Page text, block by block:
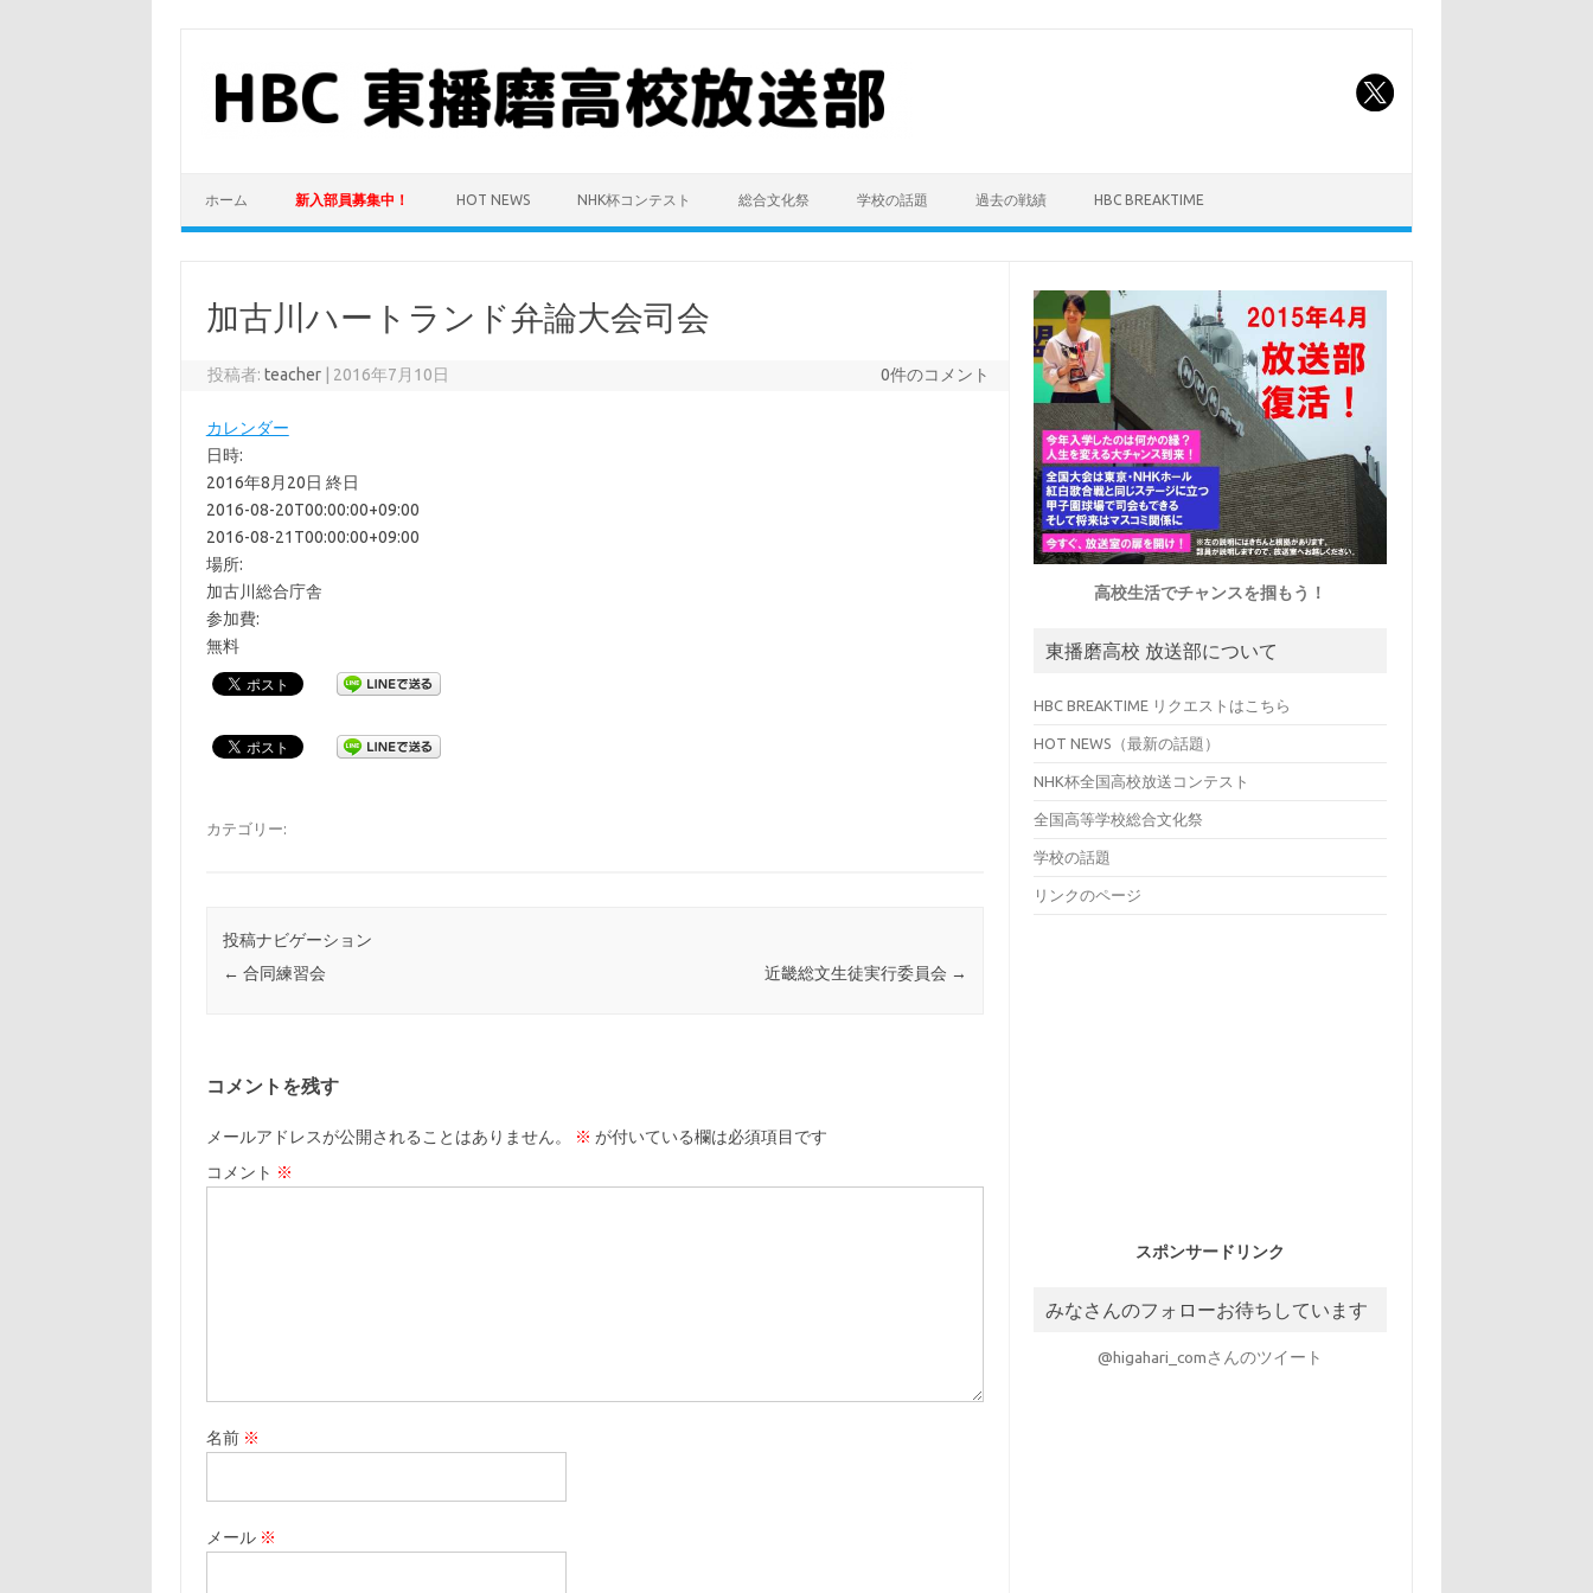
ホーム 新入部員募集中！ HOT NEWS NHK杯コンテスト 総合文化祭 学校の話題 過去の戦績 HBC BREAKTIME
加古川ハートランド弁論大会司会
投稿者:teacher 2016年7月10日 0件のコメント
カレンダー
日時:
2016年8月20日 終日
2016-08-20T00:00:00+09:00
2016-08-21T00:00:00+09:00
場所:
加古川総合庁舎
参加費:
無料
カテゴリー:
投稿ナビゲーション
← 合同練習会 近畿総文生徒実行委員会 →
コメントを残す
メールアドレスが公開されることはありません。 ※ が付いている欄は必須項目です
コメント ※
名前 ※
メール ※
高校生活でチャンスを掴もう！
東播磨高校 放送部について
HBC BREAKTIME リクエストはこちら
HOT NEWS（最新の話題）
NHK杯全国高校放送コンテスト
全国高等学校総合文化祭
学校の話題
リンクのページ
スポンサードリンク
みなさんのフォローお待ちしています
@higahari_comさんのツイート